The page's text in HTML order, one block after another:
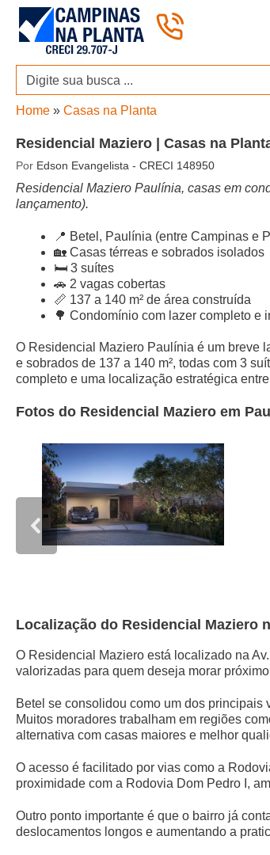
Pular
para
conteúdo
Home » Casas na Planta
Residencial Maziero | Casas na
Por Edson Evangelista - CRECI 148950
Residencial Maziero Paulínia, casas em
lançamento).
📍 Betel, Paulínia (entre Campinas e
🏡 Casas térreas e sobrados isolados
🛏 3 suítes
🚗 2 vagas cobertas
📏 137 a 140 m² de área construída
🌳 Condomínio com lazer completo e
O Residencial Maziero Paulínia é um breve
e sobrados de 137 a 140 m², todas com 3
completo e uma localização estratégica
Fotos do Residencial Maziero em
Localização do Residencial Maziero
O Residencial Maziero está localizado na
valorizadas para quem deseja morar
Betel se consolidou como um dos
Muitos moradores trabalham em regiões
alternativa com casas maiores e melhor
O acesso é facilitado por vias como a
proximidade com a Rodovia Dom Pedro I,
Outro ponto importante é que o bairro já
deslocamentos longos e aumentando a